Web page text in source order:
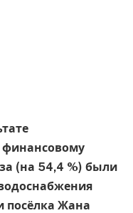
финансовому
(на 54,4 %) были
посёлка Жана